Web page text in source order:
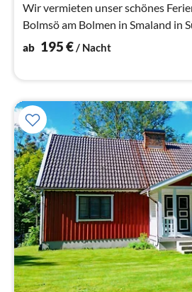
Wir vermieten unser schönes
Bolmsö am Bolmen in Smaland in
ab 195€/ Nacht